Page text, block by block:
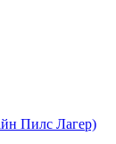
Пилс Лагер)